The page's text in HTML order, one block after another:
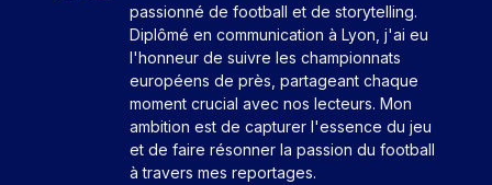
passionné de football et de storytelling.
Diplômé en communication à Lyon, j'ai eu
l'honneur de suivre les championnats
européens de près, partageant chaque
moment crucial avec nos lecteurs. Mon
ambition est de capturer l'essence du jeu
et de faire résonner la passion du football
à travers mes reportages.